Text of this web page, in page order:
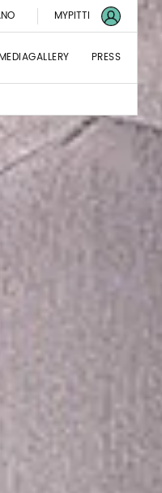
MYPITTI
MEDIAGALLERY PRESS